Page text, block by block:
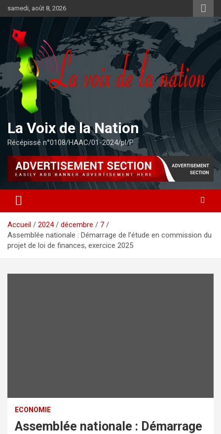
au
contenu
samedi, août 8, 2026
La Voix de la Nation
Récépissé n°0108/HAAC/01-2024/pl/P
Accueil 2024 décembre
7
Assemblée nationale : Démarrage de l’étude en commission du
projet de loi de finances, exercice 2025
ECONOMIE
Assemblée nationale : Démarrage